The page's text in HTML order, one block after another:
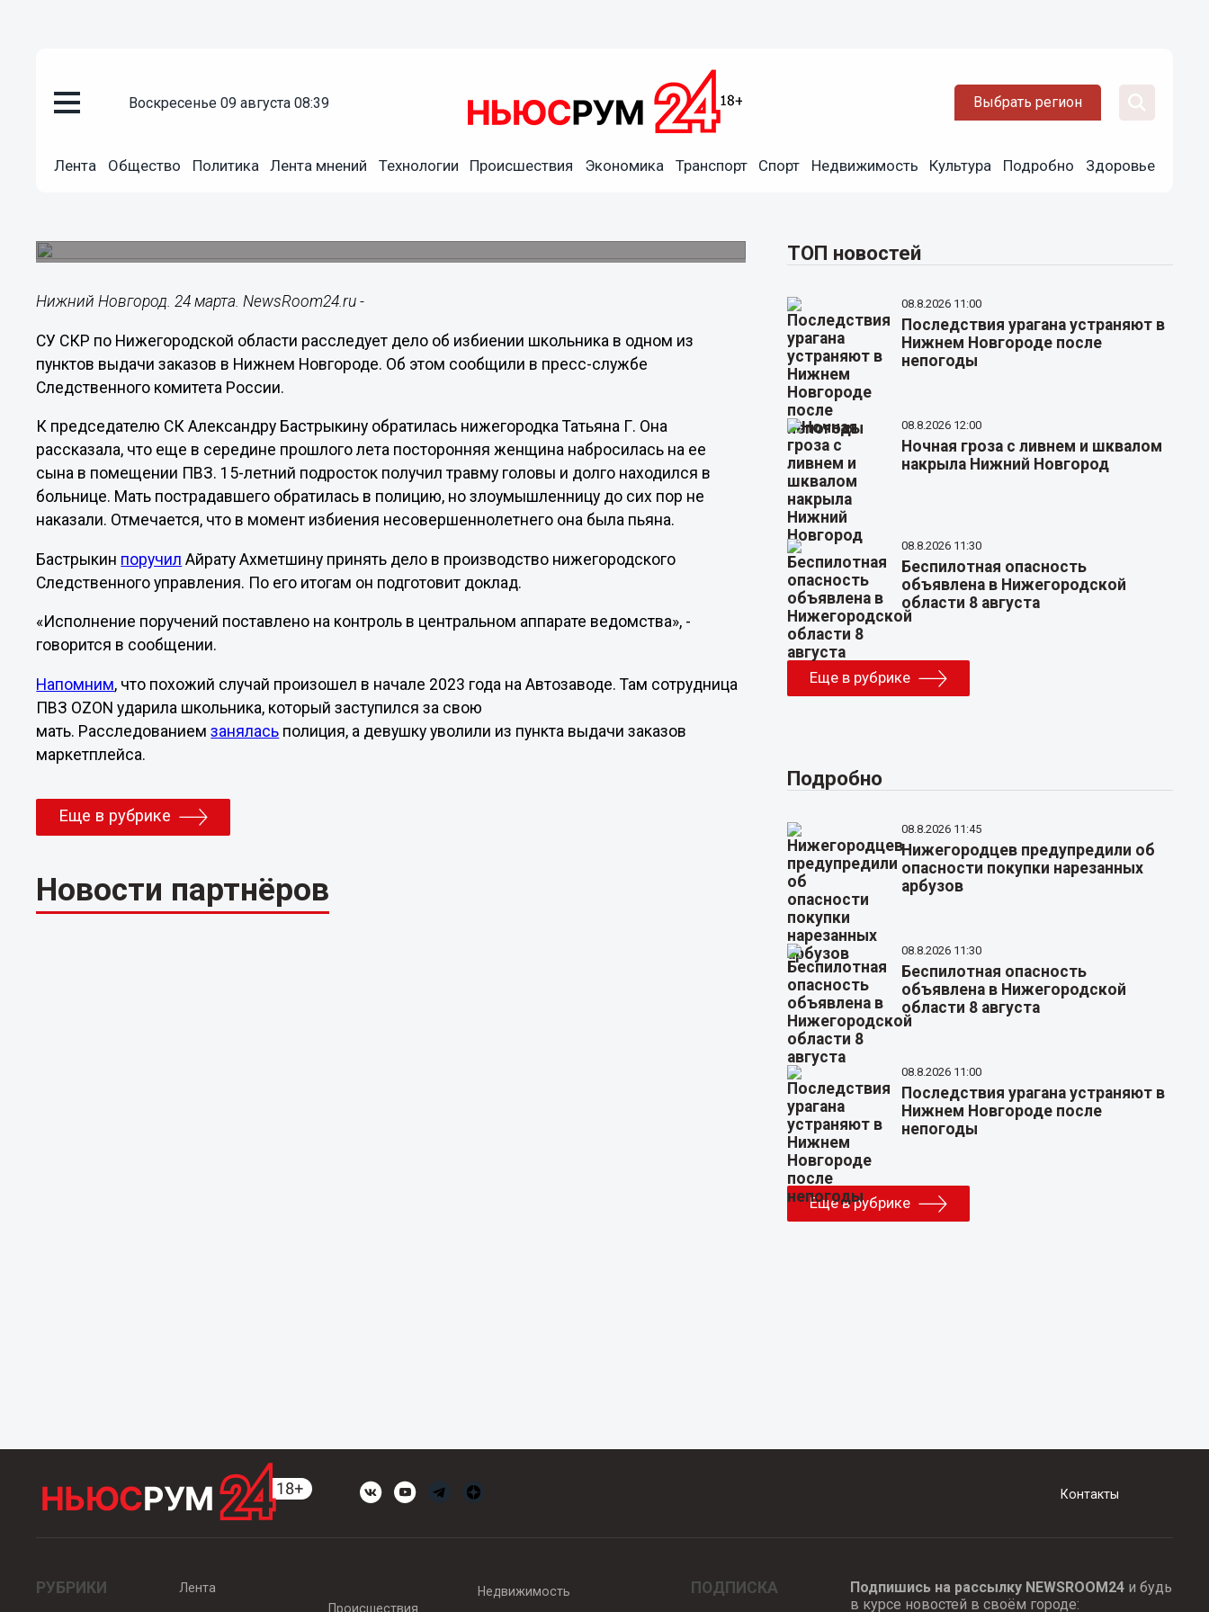
воскресенье 09 августа 08:39 Выбрать регион
Лента Общество Политика Лента мнений Технологии Происшествия Экономика Транспорт Спорт Недвижимость Культура Подробно Здоровье
Пьяная женщина избила 15-летнего подростка в ПВЗ в
Нижний Новгород. 24 марта. NewsRoom24.ru -
СУ СКР по Нижегородской области расследует дело об избиении школьника в одном из
пунктов выдачи заказов в Нижнем Новгороде. Об этом сообщили в пресс-службе
Следственного комитета России.
К председателю СК Александру Бастрыкину обратилась нижегородка Татьяна Г. Она
рассказала, что еще в середине прошлого лета посторонняя женщина набросилась на ее
сына в помещении ПВЗ. 15-летний подросток получил травму головы и долго находился в
больнице. Мать пострадавшего обратилась в полицию, но злоумышленницу до сих пор не
наказали. Отмечается, что в момент избиения несовершеннолетнего она была пьяна.
Бастрыкин поручил Айрату Ахметшину принять дело в производство нижегородского
Следственного управления. По его итогам он подготовит доклад.
«Исполнение поручений поставлено на контроль в центральном аппарате ведомства», -
говорится в сообщении.
Напомним, что похожий случай произошел в начале 2023 года на Автозаводе. Там сотрудница
ПВЗ OZON ударила школьника, который заступился за свою
мать. Расследованиемзанялась полиция, а девушку уволили из пункта выдачи заказов
маркетплейса.
Еще в рубрике
Новости партнёров
ТОП новостей
08.8.2026 11:00
Последствия урагана устраняют в
Нижнем Новгороде после
непогоды
08.8.2026 12:00
Ночная гроза с ливнем и шквалом
накрыла Нижний Новгород
08.8.2026 11:30
Беспилотная опасность
объявлена в Нижегородской
области 8 августа
Еще в рубрике
Подробно
08.8.2026 11:45
Нижегородцев предупредили об
опасности покупки нарезанных
арбузов
08.8.2026 11:30
Беспилотная опасность
объявлена в Нижегородской
области 8 августа
08.8.2026 11:00
Последствия урагана устраняют в
Нижнем Новгороде после
непогоды
Еще в рубрике
Контакты
РУБРИКИ
Лента
Происшествия
Недвижимость ПОДПИСКА Подпишись на рассылку NEWSROOM24и будь
в курсе новостей в своём городе: